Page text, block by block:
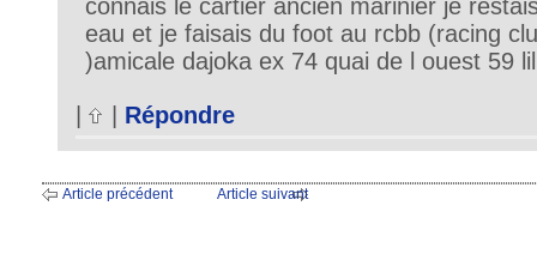
connais le cartier ancien marinier je
eau et je faisais du foot au rcbb (racing
)amicale dajoka ex 74 quai de l ouest 59
| | Répondre
Article précédent Article suivant